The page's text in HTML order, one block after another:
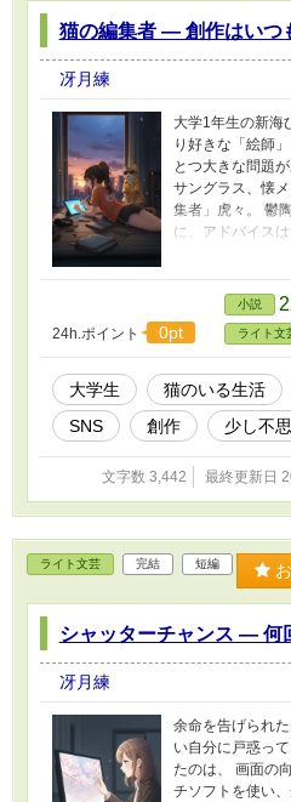
猫の編集者 ― 創作はいつ
冴月練
大学1年生の新海
り好きな「絵師
とつ大きな問題
サングラス、懐
集者」虎々。 鬱
に、アドバイス
は「AI疑惑」が
弄されていく。
私は「描くこと
品】 ★猫の強請
https://
2990123 ★猫の
川 ―
https://
3001334 ★猫の
3008040
24h.ポイント 0pt
小説
ライト文
大学生 猫のいる生活
SNS
創作 少し不
文字数 3,442 最終更新日
ライト文芸 完結 短編
シャッターチャンス ―
冴月練
余命を告げられ
い自分に戸惑っ
たのは、 画面の
チソフトを使い